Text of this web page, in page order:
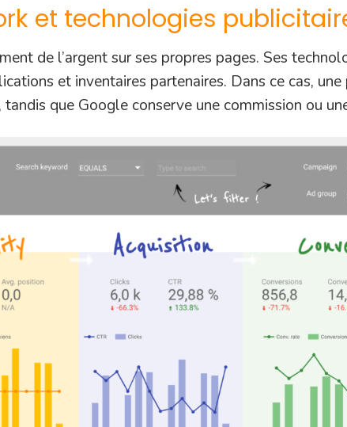
et technologies
de l’argent sur ses propres pages. Ses
et inventaires partenaires. Dans ce cas,
que Google conserve une commission ou